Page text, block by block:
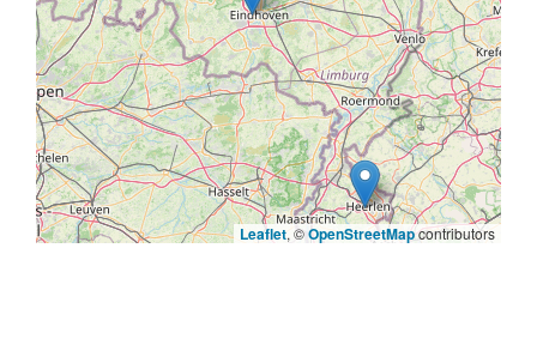
Leaflet, ©OpenStreetMapcontributors